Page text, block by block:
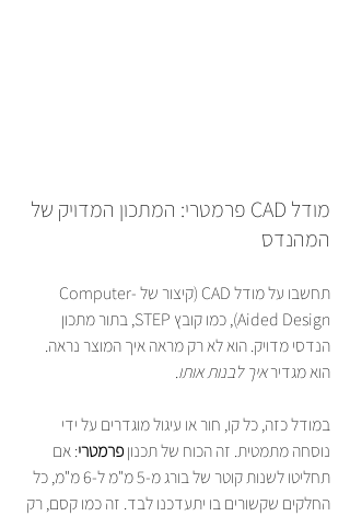
מודל CAD פרמטרי: המתכון המדויק של
המהנדס
תחשבו על מודל CAD (קיצור של Computer-
Aided Design), כמו קובץ STEP, בתור מתכון
הנדסי מדויק. הוא לא רק מראה איך המוצר נראה.
הוא מגדיר איך לבנות אותו.
במודל כזה, כל קו, חור או עיגול מוגדרים על ידי
נוסחה מתמטית. זה הכוח של תכנון פרמטרי: אם
תחליטו לשנות קוטר של בורג מ-5 מ"מ ל-6 מ"מ, כל
החלקים שקשורים בו יתעדכנו לבד. זה כמו קסם, רק